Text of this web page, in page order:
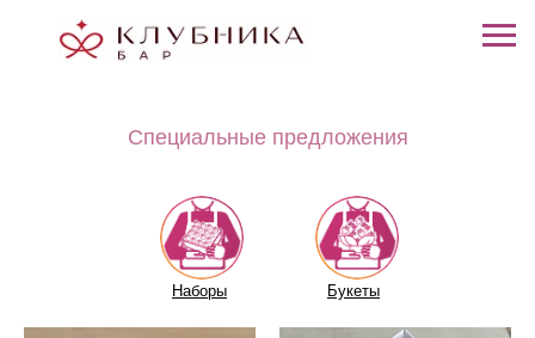
Специальные предложения
Букеты
Наборы